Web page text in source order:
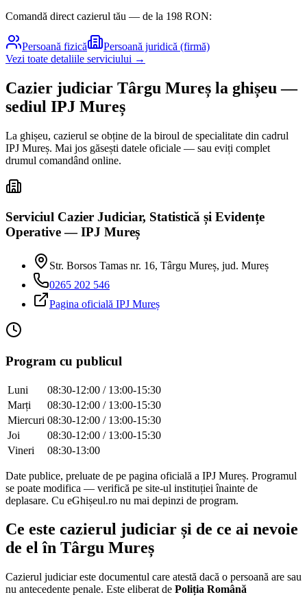
Comandă direct cazierul tău — de la 198 RON:
Persoană fizică
Persoană juridică (firmă)
Vezi toate detaliile serviciului →
Cazier judiciar Târgu Mureș la ghișeu —
sediul IPJ Mureș
La ghișeu, cazierul se obține de la biroul de specialitate din cadrul
IPJ Mureș. Mai jos găsești datele oficiale — sau eviți complet
drumul comandând online.
Serviciul Cazier Judiciar, Statistică și Evidențe
Operative — IPJ Mureș
Str. Borsos Tamas nr. 16, Târgu Mureș, jud. Mureș
0265 202 546
Pagina oficială IPJ Mureș
Program cu publicul
Luni
08:30-12:00 / 13:00-15:30
Marți
08:30-12:00 / 13:00-15:30
Miercuri 08:30-12:00 / 13:00-15:30
Joi
08:30-12:00 / 13:00-15:30
Vineri
08:30-13:00
Date publice, preluate de pe pagina oficială a IPJ Mureș. Programul
se poate modifica — verifică pe site-ul instituției înainte de
deplasare. Cu eGhișeul.ro nu mai depinzi de program.
Ce este cazierul judiciar și de ce ai nevoie
de el în Târgu Mureș
Cazierul judiciar este documentul care atestă dacă o persoană are sau
nu antecedente penale. Este eliberat de Poliția Română